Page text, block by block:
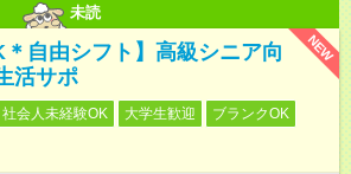
未読
NEW
＊自由シフト】高級シニア向
活サポ
社会人未経験OK 大学生歓迎
ブランクOK